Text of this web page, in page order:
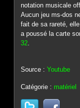
notation musicale
Aucun jeu ms-dos
fait de sa rareté,
a poussé la carte
32
Source :Youtube
Catégorie : matériel